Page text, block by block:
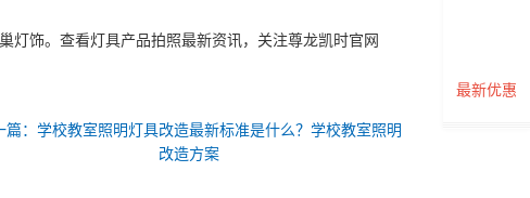
灯饰。查看灯具产品拍照最新资讯，关注尊龙凯时官网
篇：学校教室照明灯具改造最新标准是什么？学校教室照明
改造方案
最新优惠